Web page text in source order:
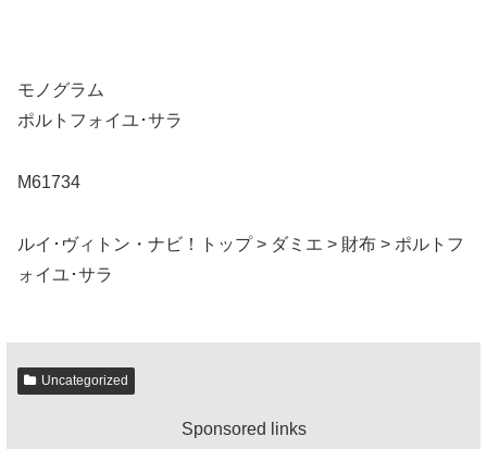
モノグラム
ポルトフォイユ･サラ
M61734
ルイ･ヴィトン・ナビ！トップ > ダミエ > 財布 > ポルトフ
ォイユ･サラ
Uncategorized
Sponsored links